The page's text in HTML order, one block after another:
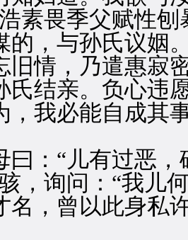
素畏季父赋性
的，与孙氏议姻
旧情，乃遣惠寂
氏结亲。负心违
，我必能自成其
“儿有过恶，
，询问：“我儿
名，曾以此身私